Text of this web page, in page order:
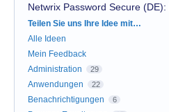
Netwrix Password Secure (DE):
Kategorien
Teilen Sie uns Ihre Idee mit…
Alle Ideen
Mein Feedback
Administration
29
Anwendungen 22
Benachrichtigungen 6